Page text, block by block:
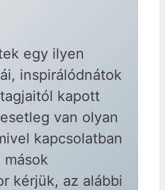
egy ilyen
inspirálódnátok
kapott
van olyan
kapcsolatban
kérjük, az alábbi